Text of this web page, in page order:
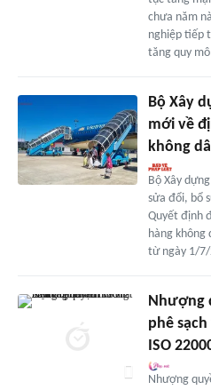
chưa năm
nghiệp tiếp
tăng quy
Bộ Xây
mới về
không
Bộ Xây
sửa đổi, bổ
Quyết định
hàng không
từ ngày 1/
Nhượng
phê
ISO
Nhượng